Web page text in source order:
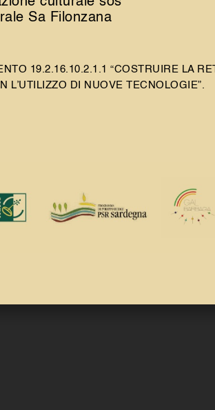
Sa Filonzana
19.2.16.10.2.1.1 “COSTRUIRE LA
L’UTILIZZO DI NUOVE TECNOLOGIE”.